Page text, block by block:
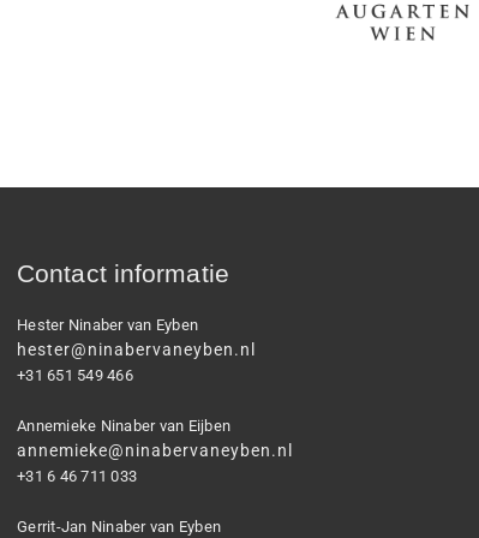
Contact informatie
Hester Ninaber van Eyben
hester@ninabervaneyben.nl
+31 651 549 466
Annemieke Ninaber van Eijben
annemieke@ninabervaneyben.nl
+31 6 46 711 033
Gerrit-Jan Ninaber van Eyben